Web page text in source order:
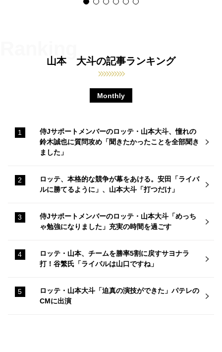
山本 大斗の記事ランキング
Monthly
侍Jサポートメンバーのロッテ・山本大斗、憧れの
鈴木誠也に質問攻め「聞きたかったことを全部聞き
ました」
ロッテ、本格的な競争が幕をあける。安田「ライバ
ルに勝てるように」、山本大斗「打つだけ」
侍Jサポートメンバーのロッテ・山本大斗「めっち
ゃ勉強になりました」充実の時間を過ごす
ロッテ・山本、チームを勝率5割に戻すサヨナラ
打！谷繁氏「ライバルは山口ですね」
ロッテ・山本大斗「迫真の演技ができた」パテレの
CMに出演